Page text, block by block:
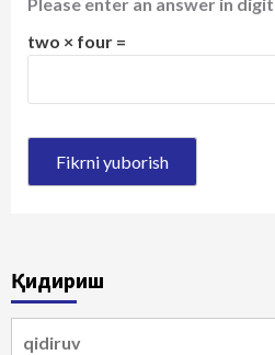
two × four =
Қидириш